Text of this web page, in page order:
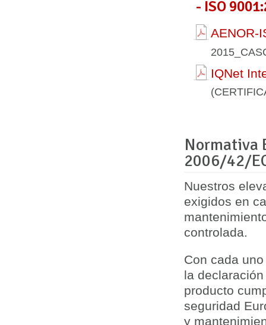
- ISO
AENOR-
IQNet
Normativa
2006/42/
Nuestros
exigidos en
controlada.
Con cada
la
producto
seguridad
y